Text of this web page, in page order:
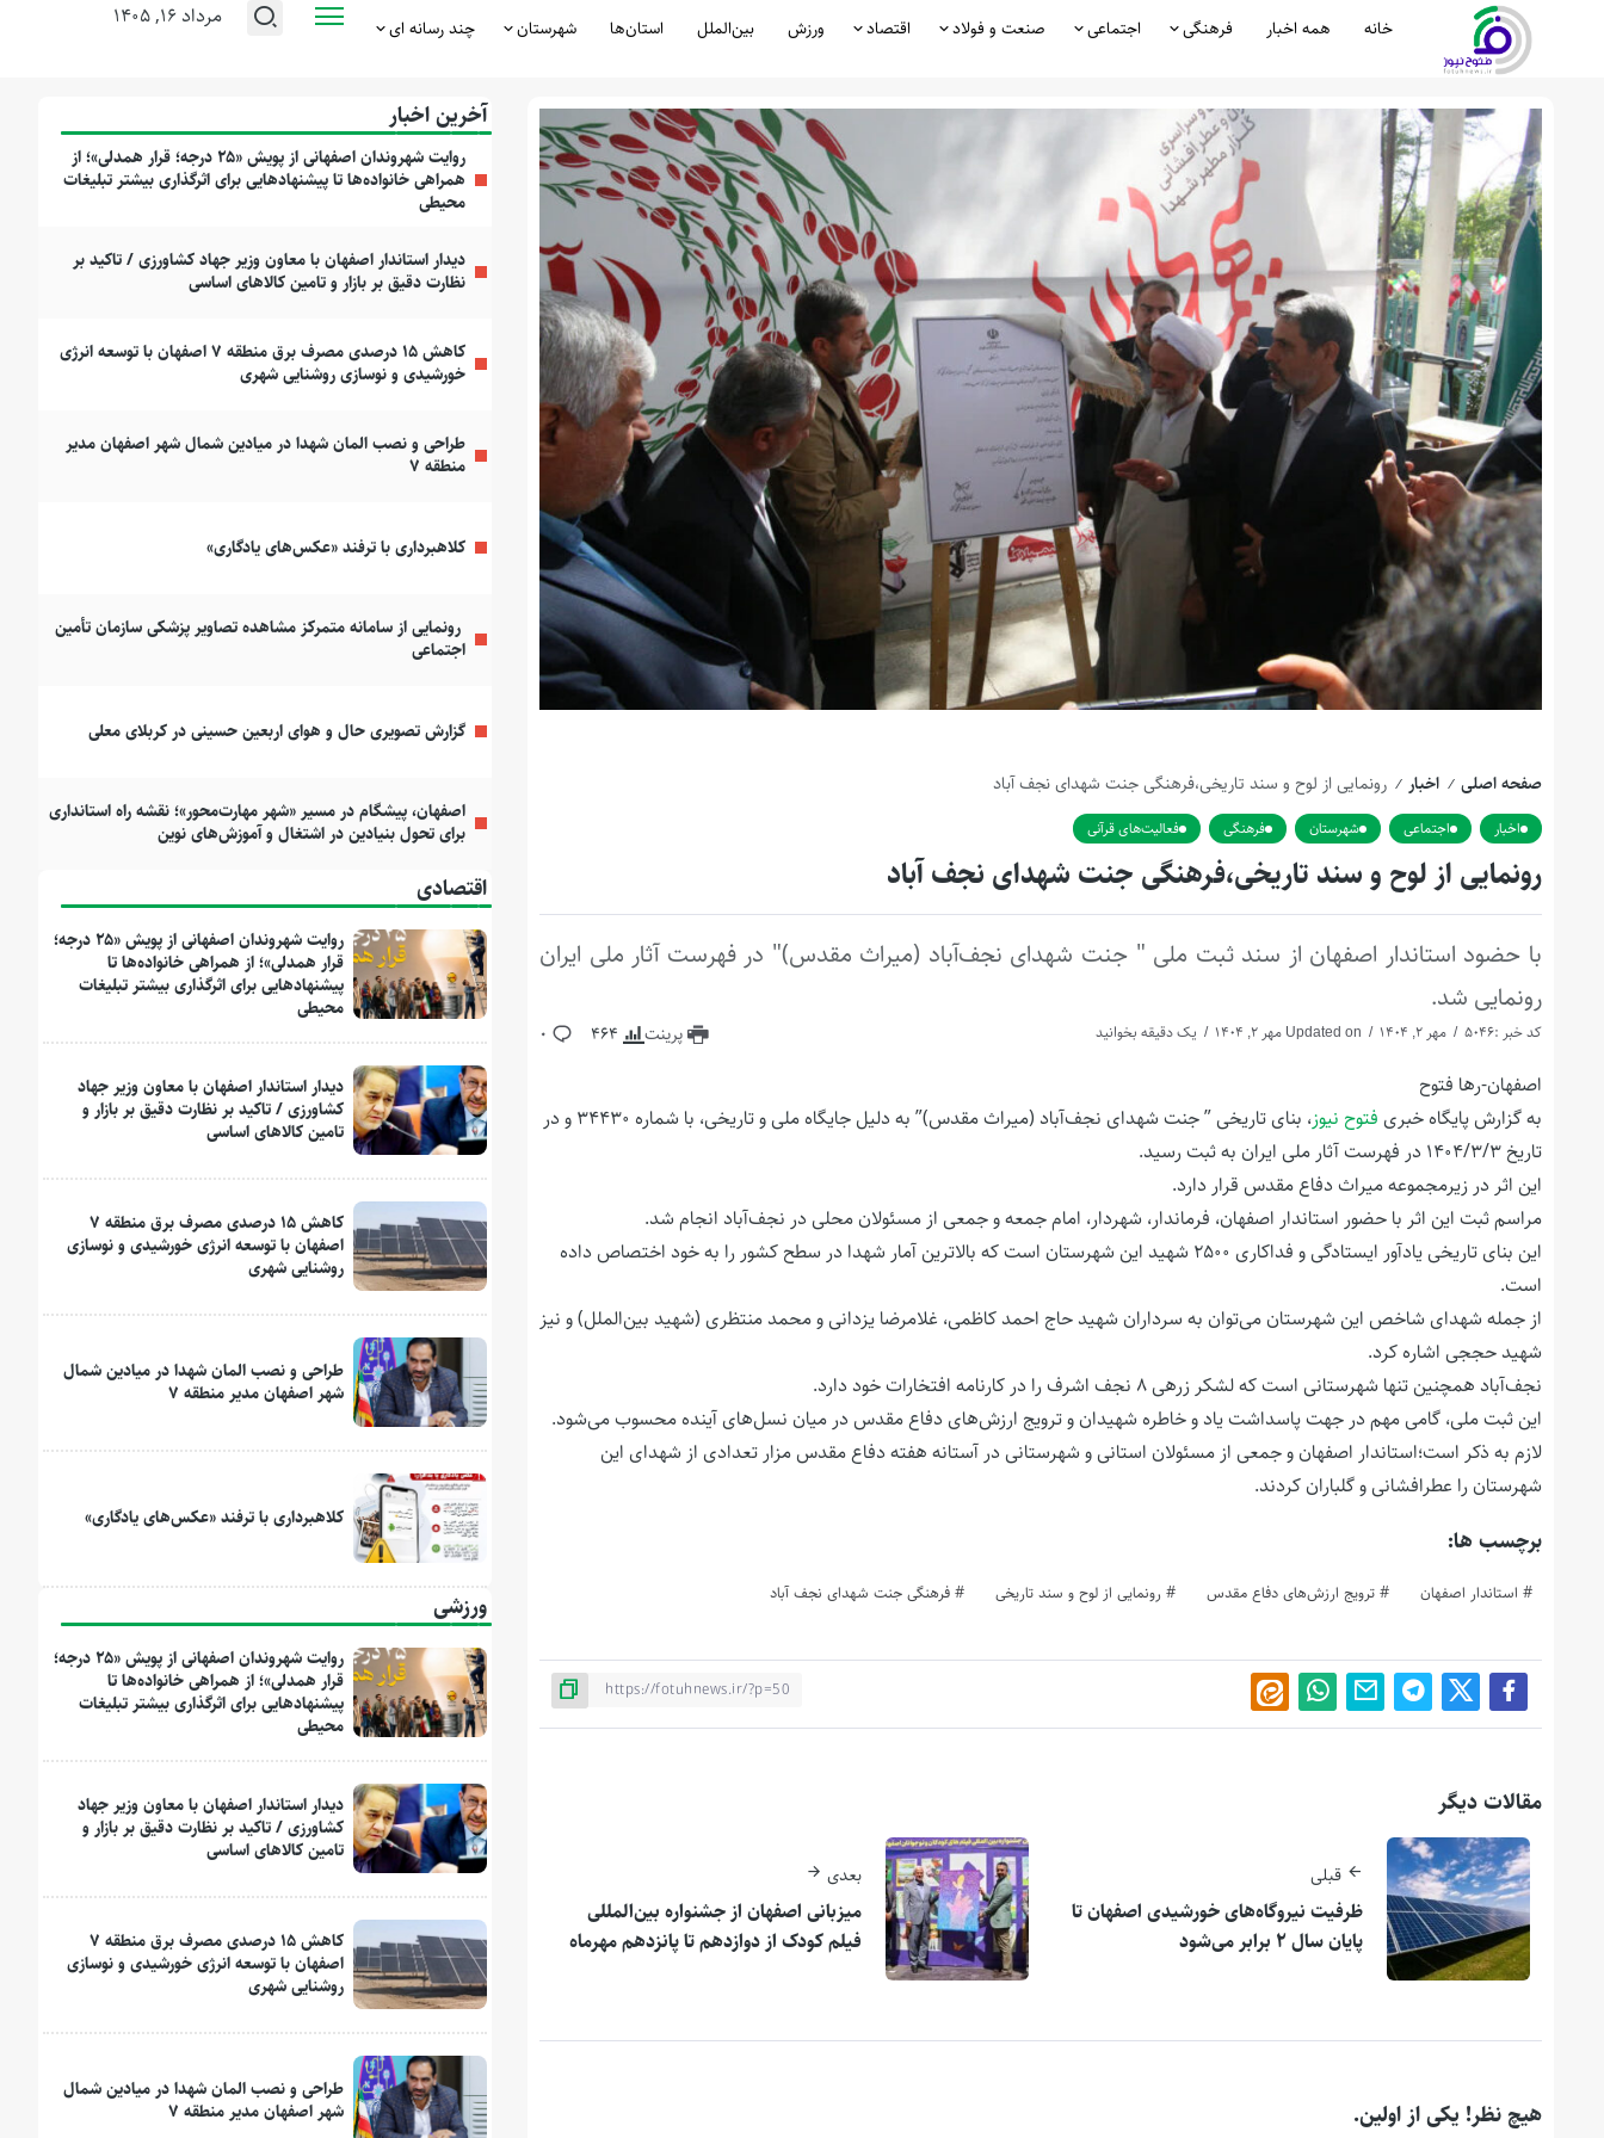
خانه همه اخبار فرهنگی اجتماعی صنعت و فولاد اقتصاد ورزش بین‌الملل استان‌ها شهرستان چند رسانه ای مرداد ۱۶, ۱۴۰۵
صفحه اصلی / اخبار / رونمایی از لوح و سند تاریخی،فرهنگی جنت شهدای نجف آباد
اخبار اجتماعی شهرستان فرهنگی فعالیت‌های قرآنی
رونمایی از لوح و سند تاریخی،فرهنگی جنت شهدای نجف آباد
با حضود استاندار اصفهان از سند ثبت ملی " جنت‌ شهدای نجف‌آباد (میراث مقدس)" در فهرست آثار ملی ایران
رونمایی شد.
کد خبر :5046 مهر 2, 1404 یک دقیقه بخوانید پرینت 464
0
اصفهان-رها فتوح
به گزارش پایگاه خبری فتوح نیوز
، بنای تاریخی ” جنت شهدای نجف‌آباد (میراث مقدس)” به دلیل جایگاه ملی و تاریخی، با شماره ۳۴۴۳۰ و در
تاریخ ۱۴۰۴/۳/۳ در فهرست آثار ملی ایران به ثبت رسید.
این اثر در زیرمجموعه میراث دفاع مقدس قرار دارد.
مراسم ثبت این اثر با حضور استاندار اصفهان، فرماندار، شهردار، امام جمعه و جمعی از مسئولان محلی در نجف‌آباد انجام شد.
این بنای تاریخی یادآور ایستادگی و فداکاری ۲۵۰۰ شهید این شهرستان است که بالاترین آمار شهدا در سطح کشور را به خود اختصاص داده
است.
از جمله شهدای شاخص این شهرستان می‌توان به سرداران شهید حاج احمد کاظمی، غلامرضا یزدانی و محمد منتظری (شهید بین‌الملل) و نیز
شهید حججی اشاره کرد.
نجف‌آباد همچنین تنها شهرستانی است که لشکر زرهی ۸ نجف اشرف را در کارنامه افتخارات خود دارد.
این ثبت ملی، گامی مهم در جهت پاسداشت یاد و خاطره شهیدان و ترویج ارزش‌های دفاع مقدس در میان نسل‌های آینده محسوب می‌شود.
لازم به ذکر است؛استاندار اصفهان و جمعی از مسئولان استانی و شهرستانی در آستانه هفته دفاع مقدس مزار تعدادی از شهدای این
شهرستان را عطرافشانی و گلباران کردند.
برچسب ها:
استاندار اصفهان ترویج ارزش‌های دفاع مقدس رونمایی از لوح و سند تاریخی فرهنگی جنت شهدای نجف آباد
مقالات دیگر
قبلی
ظرفیت نیروگاه‌های خورشیدی اصفهان تا
پایان سال ۲ برابر می‌شود
بعدی
میزبانی اصفهان از جشنواره بین‌المللی
فیلم کودک از دوازدهم تا پانزدهم مهرماه
هیچ نظر! یکی از اولین.
آخرین اخبار
روایت شهروندان اصفهانی از پویش «۲۵ درجه؛ قرار همدلی»؛ از
همراهی خانواده‌ها تا پیشنهادهایی برای اثرگذاری بیشتر تبلیغات
محیطی
دیدار استاندار اصفهان با معاون وزیر جهاد کشاورزی / تاکید بر
نظارت دقیق بر بازار و تامین کالاهای اساسی
کاهش ۱۵ درصدی مصرف برق منطقه ۷ اصفهان با توسعه انرژی
خورشیدی و نوسازی روشنایی شهری
طراحی و نصب المان شهدا در میادین شمال شهر اصفهان مدیر
منطقه ۷
کلاهبرداری با ترفند «عکس‌های یادگاری»
رونمایی از سامانه متمرکز مشاهده تصاویر پزشکی سازمان تأمین
اجتماعی
گزارش تصویری حال و هوای اربعین حسینی در کربلای معلی
اصفهان، پیشگام در مسیر «شهر مهارت‌محور»؛ نقشه راه استانداری
برای تحول بنیادین در اشتغال و آموزش‌های نوین
اقتصادی
روایت شهروندان اصفهانی از پویش «۲۵ درجه؛
قرار همدلی»؛ از همراهی خانواده‌ها تا
پیشنهادهایی برای اثرگذاری بیشتر تبلیغات
محیطی
دیدار استاندار اصفهان با معاون وزیر جهاد
کشاورزی / تاکید بر نظارت دقیق بر بازار و
تامین کالاهای اساسی
کاهش ۱۵ درصدی مصرف برق منطقه ۷
اصفهان با توسعه انرژی خورشیدی و نوسازی
روشنایی شهری
طراحی و نصب المان شهدا در میادین شمال
شهر اصفهان مدیر منطقه ۷
کلاهبرداری با ترفند «عکس‌های یادگاری»
ورزشی
روایت شهروندان اصفهانی از پویش «۲۵ درجه؛
قرار همدلی»؛ از همراهی خانواده‌ها تا
پیشنهادهایی برای اثرگذاری بیشتر تبلیغات
محیطی
دیدار استاندار اصفهان با معاون وزیر جهاد
کشاورزی / تاکید بر نظارت دقیق بر بازار و
تامین کالاهای اساسی
کاهش ۱۵ درصدی مصرف برق منطقه ۷
اصفهان با توسعه انرژی خورشیدی و نوسازی
روشنایی شهری
طراحی و نصب المان شهدا در میادین شمال
شهر اصفهان مدیر منطقه ۷